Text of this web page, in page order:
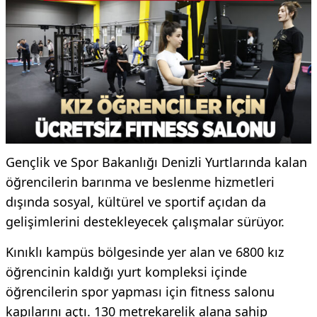
Gençlik ve Spor Bakanlığı Denizli Yurtlarında kalan
öğrencilerin barınma ve beslenme hizmetleri
dışında sosyal, kültürel ve sportif açıdan da
gelişimlerini destekleyecek çalışmalar sürüyor.
Kınıklı kampüs bölgesinde yer alan ve 6800 kız
öğrencinin kaldığı yurt kompleksi içinde
öğrencilerin spor yapması için fitness salonu
kapılarını açtı. 130 metrekarelik alana sahip